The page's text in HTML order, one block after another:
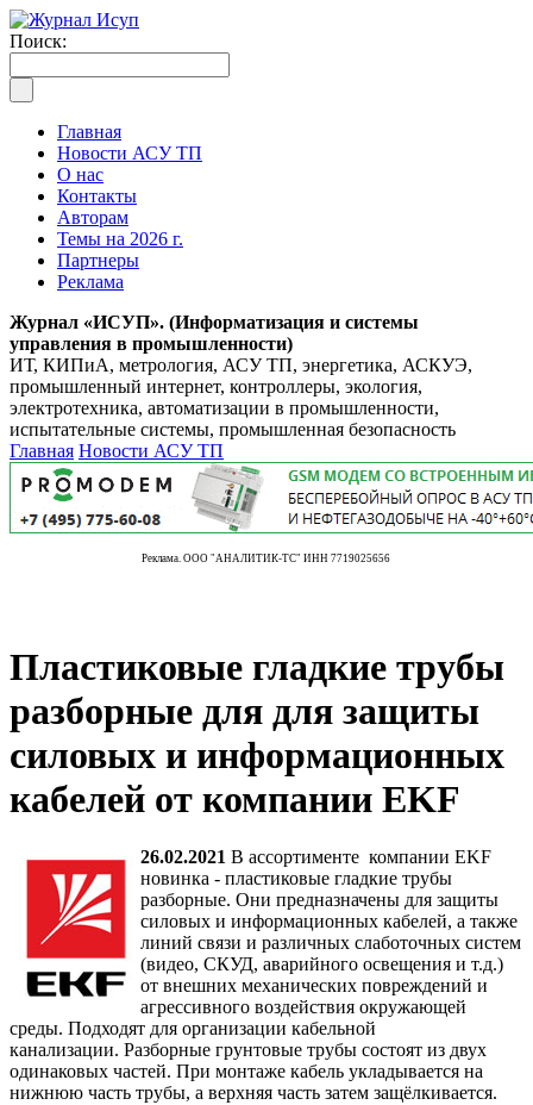
Поиск:
Главная
Новости АСУ ТП
О нас
Контакты
Авторам
Темы на 2026 г.
Партнеры
Реклама
Журнал «ИСУП». (Информатизация и системы
управления в промышленности)
ИТ, КИПиА, метрология, АСУ ТП, энергетика, АСКУЭ,
промышленный интернет, контроллеры, экология,
электротехника, автоматизации в промышленности,
испытательные системы, промышленная безопасность
Главная Новости АСУ ТП
Реклама. ООО "АНАЛИТИК-ТС" ИНН 7719025656
Пластиковые гладкие трубы
разборные для для защиты
силовых и информационных
кабелей от компании EKF
26.02.2021 В ассортименте компании EKF
новинка - пластиковые гладкие трубы
разборные. Они предназначены для защиты
силовых и информационных кабелей, а также
линий связи и различных слаботочных систем
(видео, СКУД, аварийного освещения и т.д.)
от внешних механических повреждений и
агрессивного воздействия окружающей
среды. Подходят для организации кабельной
канализации. Разборные грунтовые трубы состоят из двух
одинаковых частей. При монтаже кабель укладывается на
нижнюю часть трубы, а верхняя часть затем защёлкивается.